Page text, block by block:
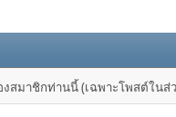
มาชิกท่านนี้ (เฉพาะโพสต์ในส่